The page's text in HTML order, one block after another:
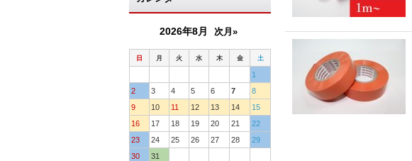
2026年8月 次月»
日 月 火 水 木 金 土
1
2
3 4 5 6 7
8
9
10 11 12 13 14
15
16
17 18 19 20 21
22
23
24 25 26 27 28
29
30
31